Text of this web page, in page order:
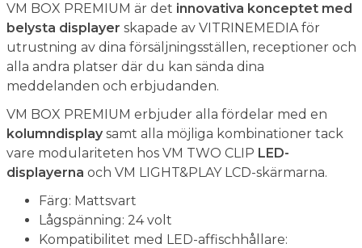
VM BOX PREMIUM är det innovativa konceptet med
belysta displayer skapade av VITRINEMEDIA för
utrustning av dina försäljningsställen, receptioner och
alla andra platser där du kan sända dina
meddelanden och erbjudanden.
VM BOX PREMIUM erbjuder alla fördelar med en
kolumndisplaysamt alla möjliga kombinationer tack
vare modulariteten hos VM TWO CLIP LED-
displayerna och VM LIGHT&PLAY LCD-skärmarna.
Färg: Mattsvart
Lågspänning: 24 volt
Kompatibilitet med LED-affischhållare: